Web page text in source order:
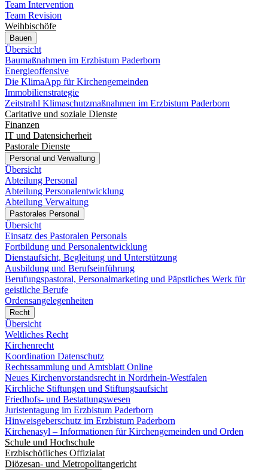
Team Intervention
Team Revision
Weihbischöfe
Bauen
Übersicht
Baumaßnahmen im Erzbistum Paderborn
Energieoffensive
Die KlimaApp für Kirchengemeinden
Immobilienstrategie
Zeitstrahl Klimaschutzmaßnahmen im Erzbistum Paderborn
Caritative und soziale Dienste
Finanzen
IT und Datensicherheit
Pastorale Dienste
Personal und Verwaltung
Übersicht
Abteilung Personal
Abteilung Personalentwicklung
Abteilung Verwaltung
Pastorales Personal
Übersicht
Einsatz des Pastoralen Personals
Fortbildung und Personalentwicklung
Dienstaufsicht, Begleitung und Unterstützung
Ausbildung und Berufseinführung
Berufungspastoral, Personalmarketing und Päpstliches Werk für
geistliche Berufe
Ordensangelegenheiten
Recht
Übersicht
Weltliches Recht
Kirchenrecht
Koordination Datenschutz
Rechtssammlung und Amtsblatt Online
Neues Kirchenvorstandsrecht in Nordrhein-Westfalen
Kirchliche Stiftungen und Stiftungsaufsicht
Friedhofs- und Bestattungswesen
Juristentagung im Erzbistum Paderborn
Hinweisgeberschutz im Erzbistum Paderborn
Kirchenasyl – Informationen für Kirchengemeinden und Orden
Schule und Hochschule
Erzbischöfliches Offizialat
Diözesan- und Metropolitangericht